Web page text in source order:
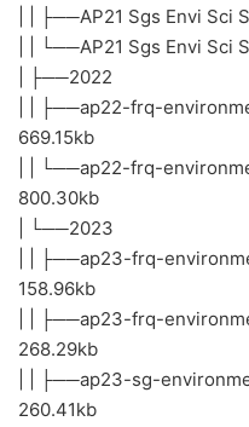
| | ├──AP21 Sgs Envi Sci
| | └──AP21 Sgs Envi Sci
| ├──2022
| | ├──ap22-frq-
669.15kb
| | └──ap22-frq-
800.30kb
| └──2023
| | ├──ap23-frq-
158.96kb
| | ├──ap23-frq-
268.29kb
| | ├──ap23-sg-
260.41kb